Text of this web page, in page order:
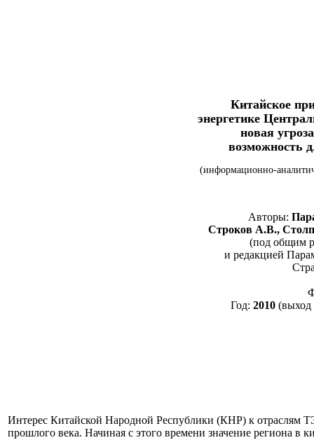
Китайское
энергетике
новая
возможность
(информационно-
Авторы:
Строков А.В.,
(под общим
и редакцией
Год: 2010 (выход
Интерес Китайской Народной Республики (КНР) к отраслям
прошлого века. Начиная с этого времени значение региона в